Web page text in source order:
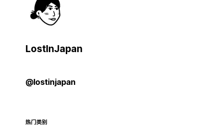
LostInJapan
@lostinjapan
热门类别